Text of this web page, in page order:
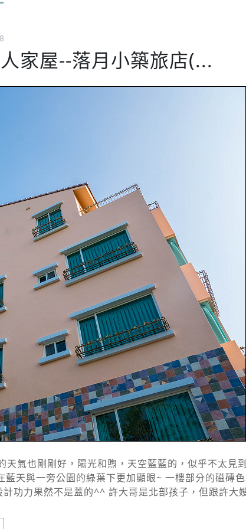
家屋--落月小築旅店(...
氣也剛剛好，陽光和煦，天空藍藍的，似乎不太見
天與一旁公園的綠葉下更加顯眼~ 一樓部分的磁磚
功力果然不是蓋的^^ 許大哥是北部孩子，但跟許大